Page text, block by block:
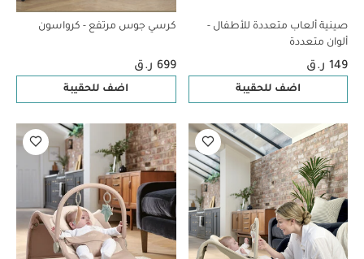
صينية ألعاب متعددة للأطفال -
ألوان متعددة
149 ر.ق
اضف للحقيبة
كرسي جوس مرتفع - كرواسون
699 ر.ق
اضف للحقيبة